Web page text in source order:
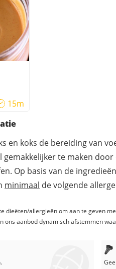
15m
en koks de bereiding van
gemakkelijker te maken
Op basis van de
minimaal de volgende
dieëten/allergieën om aan te geven
ons aanbod dynamisch afstemmen